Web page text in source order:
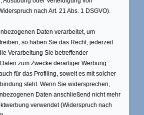
nach Art. 21 Abs. 1 DSGVO).
Daten verarbeitet, um
so haben Sie das Recht, jederzeit
Verarbeitung Sie betreffender
zum Zwecke derartiger Werbung
für das Profiling, soweit es mit solcher
steht. Wenn Sie widersprechen,
Daten anschließend nicht mehr
verwendet (Widerspruch nach